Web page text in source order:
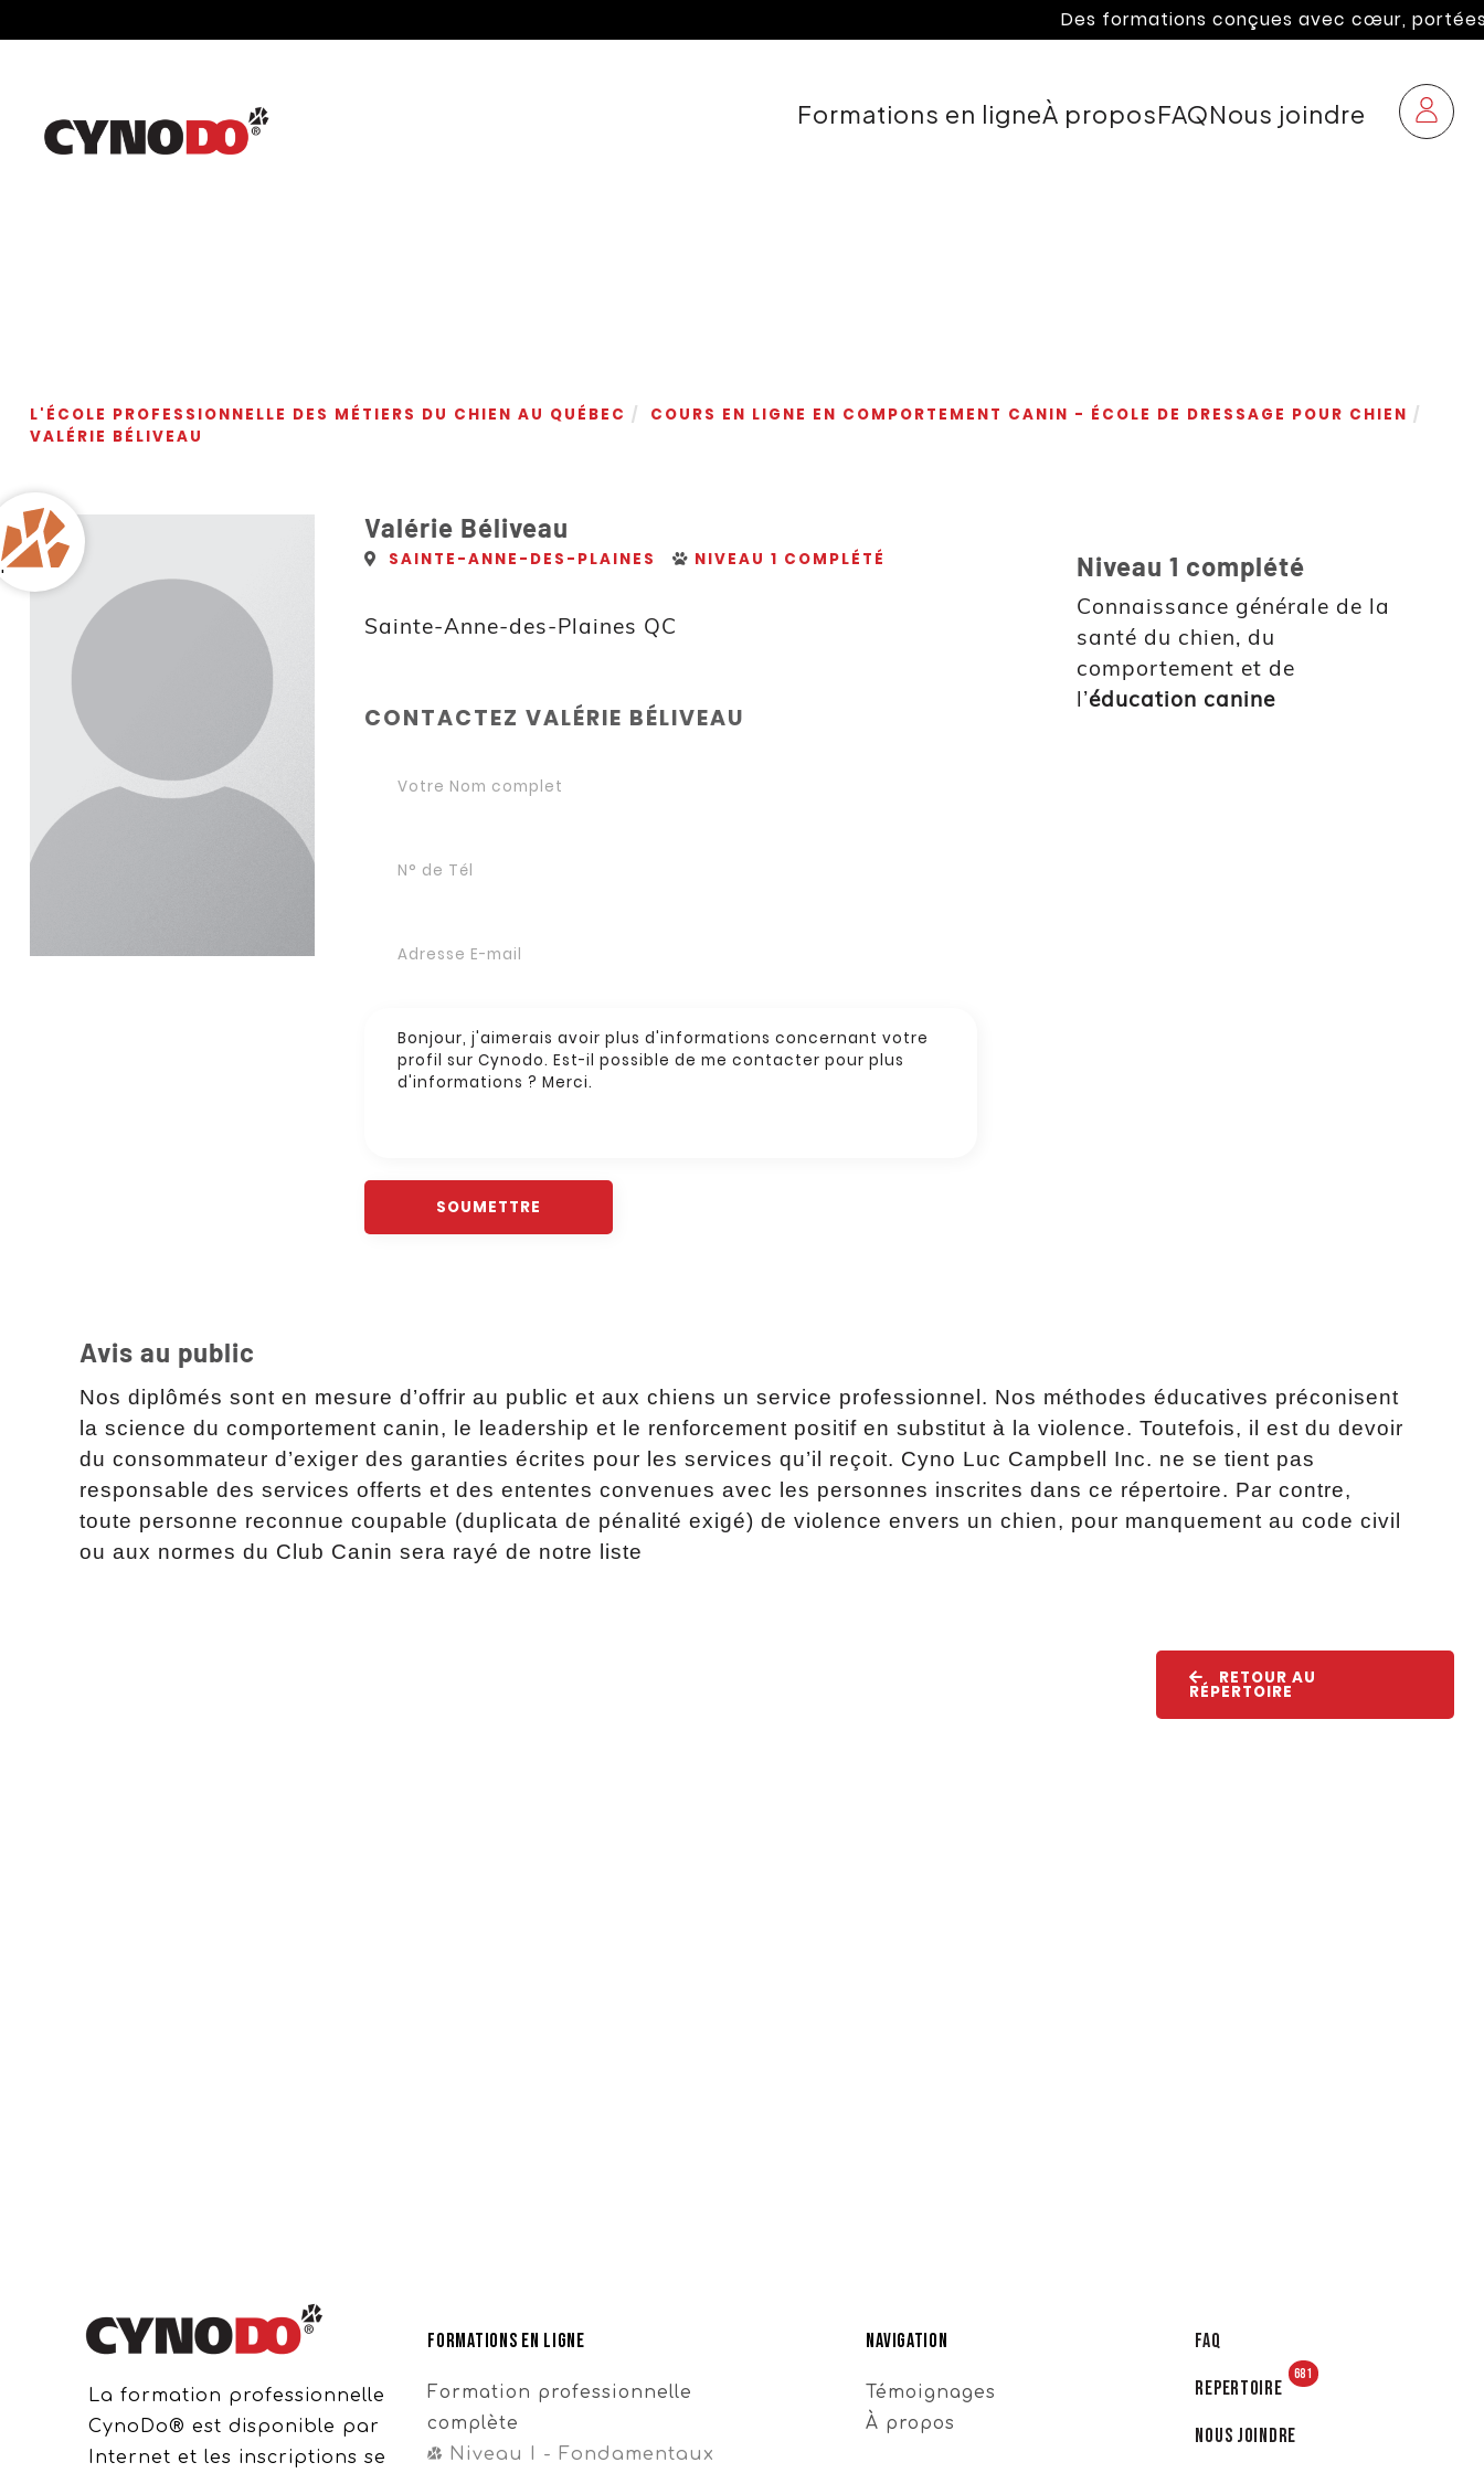
Des formations conçues avec cœur, portées
Formations en ligneÀ proposFAQNous joindre
L'ÉCOLE PROFESSIONNELLE DES MÉTIERS DU CHIEN AU QUÉBEC
COURS EN LIGNE EN COMPORTEMENT CANIN - ÉCOLE DE DRESSAGE POUR CHIEN
VALÉRIE BÉLIVEAU
'
Valérie Béliveau
SAINTE-ANNE-DES-PLAINES NIVEAU 1 COMPLÉTÉ
Sainte-Anne-des-Plaines QC
CONTACTEZ VALÉRIE BÉLIVEAU
Niveau 1 complété
Connaissance générale de la
santé du chien, du
comportement et de
l’éducation canine
Avis au public
Nos diplômés sont en mesure d’offrir au public et aux chiens un service professionnel. Nos méthodes éducatives préconisent
la science du comportement canin, le leadership et le renforcement positif en substitut à la violence. Toutefois, il est du devoir
du consommateur d’exiger des garanties écrites pour les services qu’il reçoit. Cyno Luc Campbell Inc. ne se tient pas
responsable des services offerts et des ententes convenues avec les personnes inscrites dans ce répertoire. Par contre,
toute personne reconnue coupable (duplicata de pénalité exigé) de violence envers un chien, pour manquement au code civil
ou aux normes du Club Canin sera rayé de notre liste
RETOUR AU
RÉPERTOIRE
La formation professionnelle
CynoDo® est disponible par
Internet et les inscriptions se
Formations en ligne
Formation professionnelle
complète
Niveau I - Fondamentaux
Navigation
Témoignages
À propos
FAQ
Repertoire
681
Nous joindre